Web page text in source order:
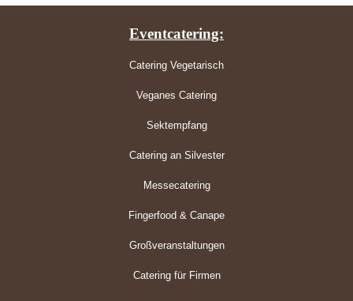
Eventcatering:
Catering Vegetarisch
Veganes Catering
Sektempfang
Catering an Silvester
Messecatering
Fingerfood & Canape
Großveranstaltungen
Catering für Firmen